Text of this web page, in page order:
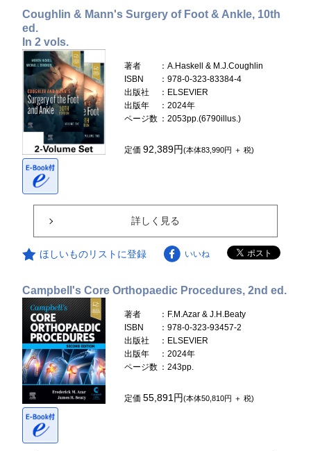
Coughlin & Mann's Surgery of Foot & Ankle, 10th
ed.
In 2 vols.
著者
：A.Haskell & M.J.Coughlin
ISBN
：978-0-323-83384-4
出版社
：ELSEVIER
出版年
：2024年
ページ数 ：2053pp.(6790illus.)
定価92,389円(本体83,990円 ＋ 税)
詳しく見る
ほしいものリストに登録 いいね
Campbell's Core Orthopaedic Procedures, 2nd ed.
著者
：F.M.Azar & J.H.Beaty
ISBN
：978-0-323-93457-2
出版社
：ELSEVIER
出版年
：2024年
ページ数 ：243pp.
定価55,891円(本体50,810円 ＋ 税)